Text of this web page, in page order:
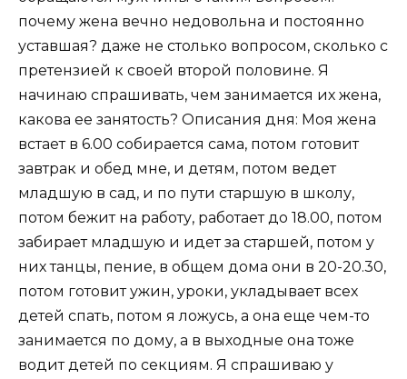
почему жена вечно недовольна и постоянно
уставшая? даже не столько вопросом, сколько с
претензией к своей второй половине. Я
начинаю спрашивать, чем занимается их жена,
какова ее занятость? Описания дня: Моя жена
встает в 6.00 собирается сама, потом готовит
завтрак и обед мне, и детям, потом ведет
младшую в сад, и по пути старшую в школу,
потом бежит на работу, работает до 18.00, потом
забирает младшую и идет за старшей, потом у
них танцы, пение, в общем дома они в 20-20.30,
потом готовит ужин, уроки, укладывает всех
детей спать, потом я ложусь, а она еще чем-то
занимается по дому, а в выходные она тоже
водит детей по секциям. Я спрашиваю у